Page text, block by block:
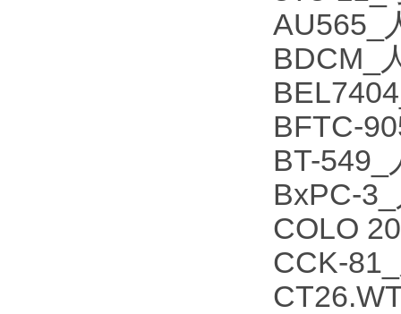
AU565_
BDCM_
BFTC-
BT-549_
BxPC-
COLO
CCK-